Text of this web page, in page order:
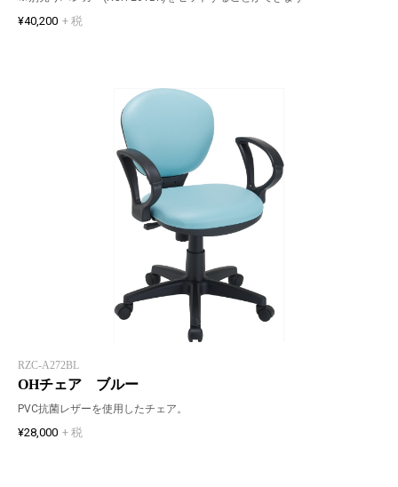
¥40,200 + 税
RZC-A272BL
OHチェア ブルー
PVC抗菌レザーを使用したチェア。
¥28,000 + 税